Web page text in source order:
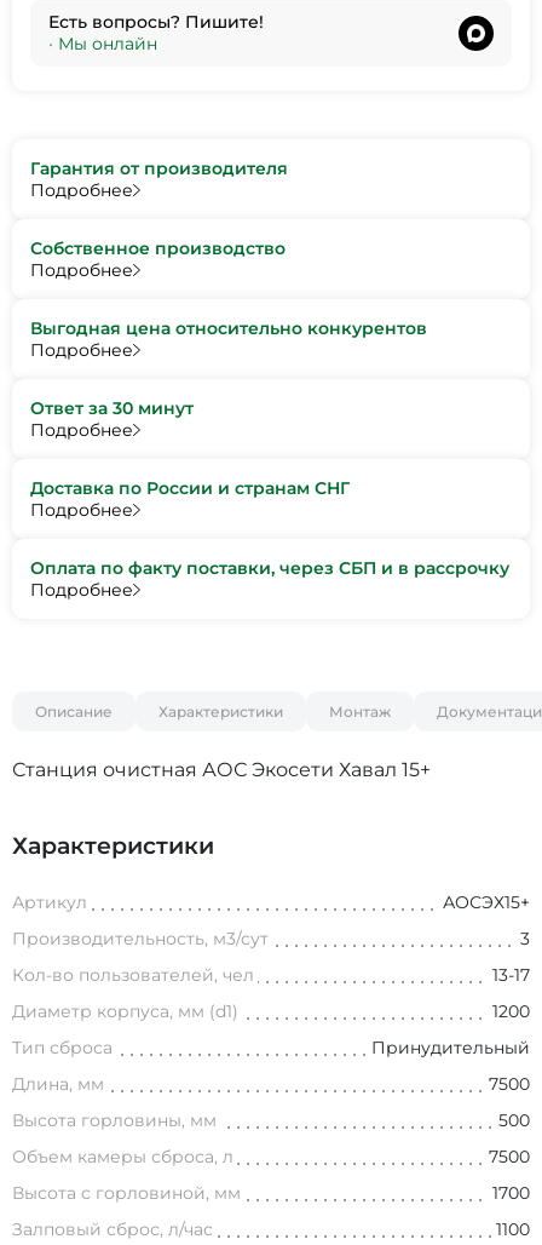
Есть вопросы? Пишите!
• Мы онлайн
Гарантия от производителя
Подробнее
Собственное производство
Подробнее
Выгодная цена относительно конкурентов
Подробнее
Ответ за 30 минут
Подробнее
Доставка по России и странам СНГ
Подробнее
Оплата по факту поставки, через СБП и в рассрочку
Подробнее
Описание Характеристики Монтаж
Станция очистная АОС Экосети Хавал 15+
Характеристики
Артикул
АОСЭХ15+
Производительность, м3/сут
3
Кол-во пользователей, чел
13-17
Диаметр корпуса, мм (d1)
1200
Тип сброса
Принудительный
Длина, мм
7500
Высота горловины, мм
500
Объем камеры сброса, л
7500
Высота с горловиной, мм
1700
Залповый сброс, л/час
1100